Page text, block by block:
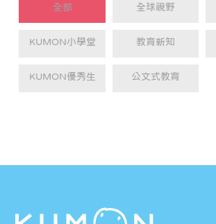
全部 全球視野
KUMON小學堂 教育新知
KUMON優秀生 公文式教育